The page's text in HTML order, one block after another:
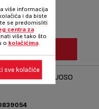
JOŠ
34 ST VIRTUOSO
više informacija
i da biste
se predomisliti
centra za
više tako što
o kolačićima.
sve kolačiće